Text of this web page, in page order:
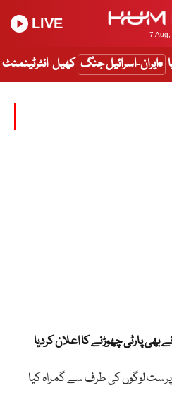
7 Aug,
LIVE
ایران-اسرائیل جنگ کھیل انٹرٹینمنٹ
پارٹی چھوڑنے کا اعلان کردیا
لوگوں کی طرف سے گمراہ کیا